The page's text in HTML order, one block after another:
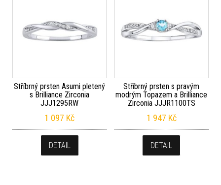
Stříbrný prsten Asumi pletený
s Brilliance Zirconia
JJJ1295RW
1 097 Kč
DETAIL
Stříbrný prsten s pravým
modrým Topazem a Brilliance
Zirconia JJJR1100TS
1 947 Kč
DETAIL